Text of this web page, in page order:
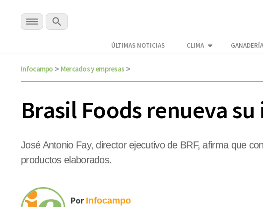
ÚLTIMAS NOTICIAS CLIMA GANADERÍA
Infocampo > Mercados y empresas >
Brasil Foods renueva
José Antonio Fay, director ejecutivo de BRF, afirma que
productos elaborados.
Por Infocampo